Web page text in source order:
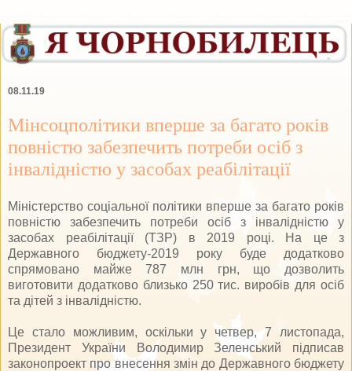
08.11.19
Мінсоцполітики вперше за багато років
повністю забезпечить потреби осіб з
інвалідністю у засобах реабілітації
Міністерство соціальної політики вперше за багато років
повністю забезпечить потреби осіб з інвалідністю у
засобах реабілітації (ТЗР) в 2019 році. На це з
Державного бюджету-2019 року буде додатково
спрямовано майже 787 млн грн, що дозволить
виготовити додатково близько 250 тис. виробів для осіб
та дітей з інвалідністю.
Це стало можливим, оскільки у четвер, 7 листопада,
Президент України Володимир Зеленський підписав
законопроект про внесення змін до Державного бюджету